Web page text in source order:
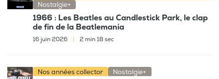
Nostalgie+
1966 : Les Beatles au Candlestick Park, le clap
de fin de la Beatlemania
16 juin 2026 | 2 min 18 sec
Nos années collector Nostalgie+